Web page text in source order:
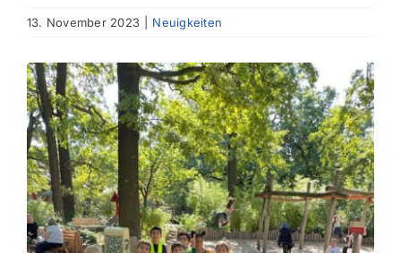
13. November 2023 Neuigkeiten
Zeige
grösseres
Bild